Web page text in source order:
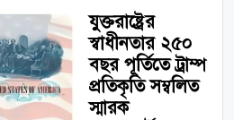
যুক্তরাষ্ট্রের
স্বাধীনতার ২৫০
বছর পূর্তিতে ট্রাম্প
প্রতিকৃতি সম্বলিত
স্মারক